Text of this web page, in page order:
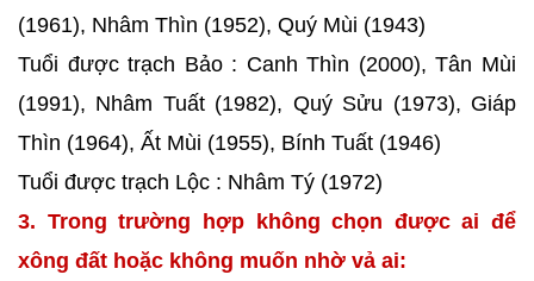
(1961), Nhâm Thìn (1952), Quý Mùi (1943)
Tuổi được trạch Bảo : Canh Thìn (2000), Tân Mùi
(1991), Nhâm Tuất (1982), Quý Sửu (1973), Giáp
Thìn (1964), Ất Mùi (1955), Bính Tuất (1946)
Tuổi được trạch Lộc : Nhâm Tý (1972)
3. Trong trường hợp không chọn được ai để
xông đất hoặc không muốn nhờ vả ai: